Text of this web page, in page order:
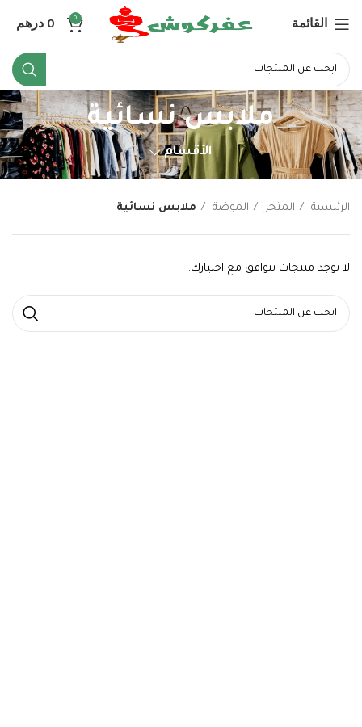
القائمة 0
0درهم
ملابس نسائية
الأقسام
الرئيسية المتجر الموضة ملابس نسائية
لا توجد منتجات تتوافق مع اختيارك.